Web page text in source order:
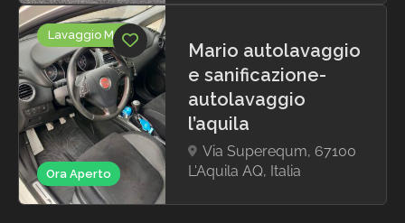
Ora Aperto
Lavaggio Moto
Mario autolavaggio
e sanificazione-
autolavaggio
l’aquila
Via Superequm, 67100
L'Aquila AQ, Italia